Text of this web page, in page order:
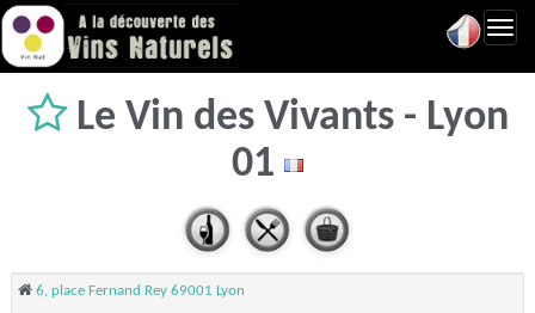
Le Vin des Vivants - Lyon
01
6, place Fernand Rey 69001 Lyon